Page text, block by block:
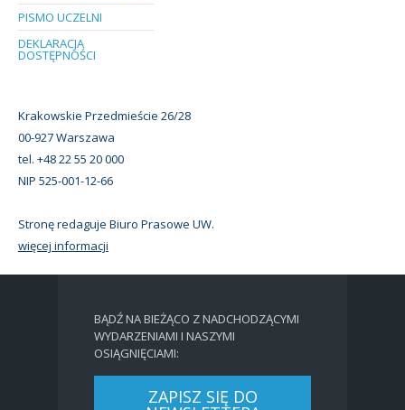
PISMO UCZELNI
DEKLARACJA
DOSTĘPNOŚCI
Krakowskie Przedmieście 26/28
00-927 Warszawa
tel. +48 22 55 20 000
NIP 525-001-12-66
Stronę redaguje Biuro Prasowe UW.
więcej informacji
BĄDŹ NA BIEŻĄCO Z NADCHODZĄCYMI
WYDARZENIAMI I NASZYMI
OSIĄGNIĘCIAMI:
ZAPISZ SIĘ DO